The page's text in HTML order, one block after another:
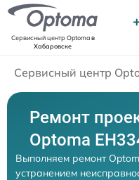
Сервисный центр Optomaв
Хабаровске
Сервисный центр
Ремонт
Optoma
Выполняем ремонт
устранением